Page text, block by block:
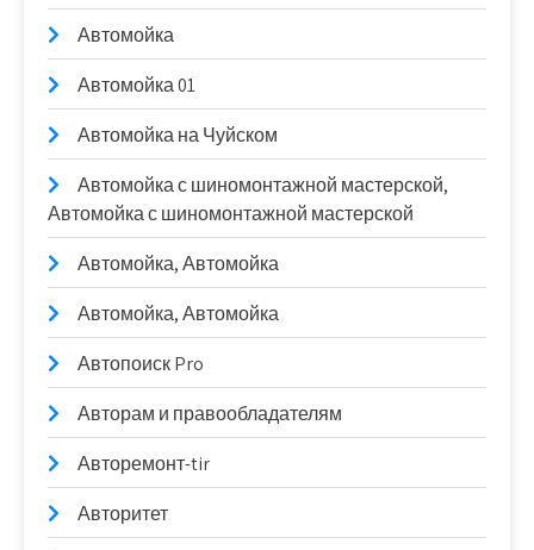
Автомойка
Автомойка 01
Автомойка на Чуйском
Автомойка с шиномонтажной мастерской,
Автомойка с шиномонтажной мастерской
Автомойка, Автомойка
Автомойка, Автомойка
Автопоиск Pro
Авторам и правообладателям
Авторемонт-tir
Авторитет